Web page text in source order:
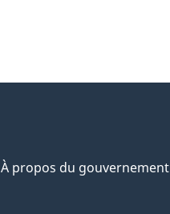
À propos du gouvernement